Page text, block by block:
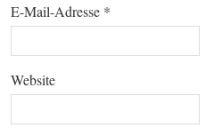
E-Mail-Adresse *
Website